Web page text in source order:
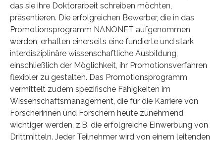
das sie ihre Doktorarbeit schreiben möchten,
präsentieren. Die erfolgreichen Bewerber, die in das
Promotionsprogramm NANONET aufgenommen
werden, erhalten einerseits eine fundierte und stark
interdisziplinäre wissenschaftliche Ausbildung,
einschließlich der Möglichkeit, ihr Promotionsverfahren
flexibler zu gestalten. Das Promotionsprogramm
vermittelt zudem spezifische Fähigkeiten im
Wissenschaftsmanagement, die für die Karriere von
Forscherinnen und Forschern heute zunehmend
wichtiger werden, z.B. die erfolgreiche Einwerbung von
Drittmitteln. Jeder Teilnehmer wird von einem leitenden